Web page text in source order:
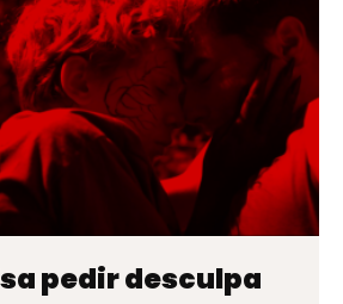
pedir desculpa